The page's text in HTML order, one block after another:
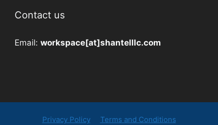
Contact us
Email: workspace[at]shantelllc.com
Privacy Policy Terms and Conditions